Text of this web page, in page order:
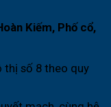
Kiếm, Phố cổ,
thị số 8 theo quy